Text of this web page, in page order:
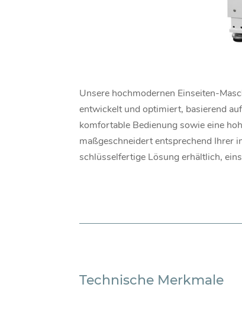
Unsere hochmodernen Einseiten-
entwickelt und optimiert, basierend
komfortable Bedienung sowie eine
maßgeschneidert entsprechend Ihrer
schlüsselfertige Lösung erhältlich,
Technische Merkmale